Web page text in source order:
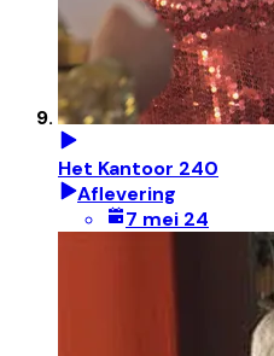
Het Kantoor 240
Aflevering
7 mei 24